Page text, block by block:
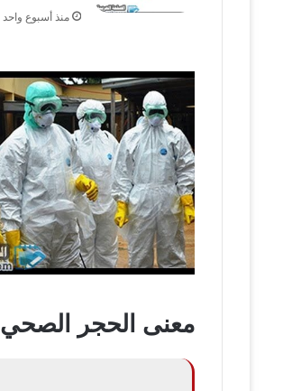
منذ أسبوع واحد
معنى الحجر الصحي